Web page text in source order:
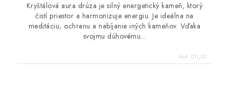
Kryštálová aura drúza je silný energetický kameň, ktorý
čistí priestor a harmonizuje energiu. Je ideálna na
meditáciu, ochranu a nabíjanie iných kameňov. Vďaka
svojmu dúhovému...
Kód: 011/21